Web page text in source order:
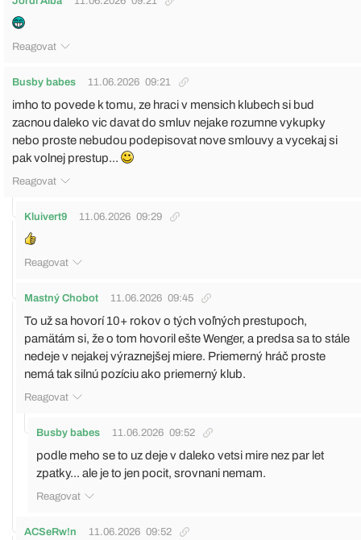
Reagovat
Busby babes 11.06.2026 09:21
imho to povede k tomu, ze hraci v mensich klubech si bud
zacnou daleko vic davat do smluv nejake rozumne vykupky
nebo proste nebudou podepisovat nove smlouvy a vycekaj si
pak volnej prestup...
Reagovat
Kluivert9 11.06.2026 09:29
Reagovat
Mastný Chobot 11.06.2026 09:45
To už sa hovorí 10+ rokov o tých voľných prestupoch,
pamätám si, že o tom hovoril ešte Wenger, a predsa sa to stále
nedeje v nejakej výraznejšej miere. Priemerný hráč proste
nemá tak silnú pozíciu ako priemerný klub.
Reagovat
Busby babes 11.06.2026 09:52
podle meho se to uz deje v daleko vetsi mire nez par let
zpatky... ale je to jen pocit, srovnani nemam.
Reagovat
ACSeRw!n 11.06.2026 09:52